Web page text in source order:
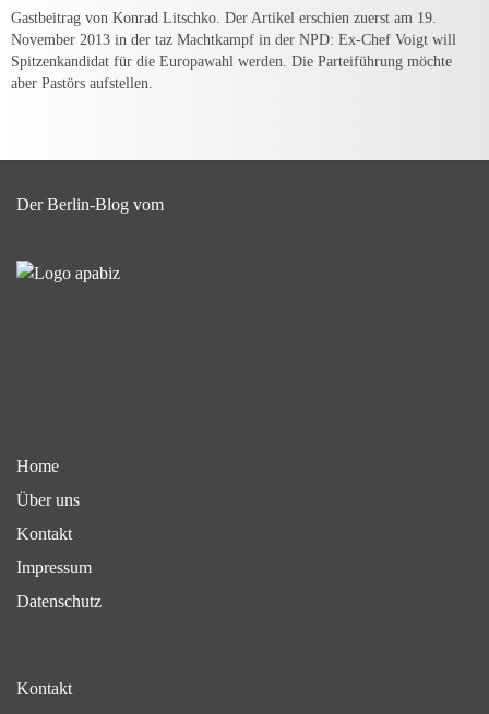
Gastbeitrag von Konrad Litschko. Der Artikel erschien zuerst am 19.
November 2013 in der taz Machtkampf in der NPD: Ex-Chef Voigt will
Spitzenkandidat für die Europawahl werden. Die Parteiführung möchte
aber Pastörs aufstellen.
Der Berlin-Blog vom
Home
Über uns
Kontakt
Impressum
Datenschutz
Kontakt